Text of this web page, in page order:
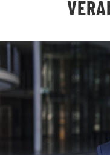
STELLENPORTAL
MEDIATHEK